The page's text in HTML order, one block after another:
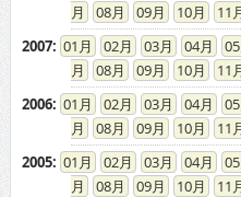
08
09 10 11
2007: 01 02 03 04 05
08
09 10 11
2006: 01 02 03 04 05
08
09 10 11
2005: 01 02 03 04 05
08
09 10 11